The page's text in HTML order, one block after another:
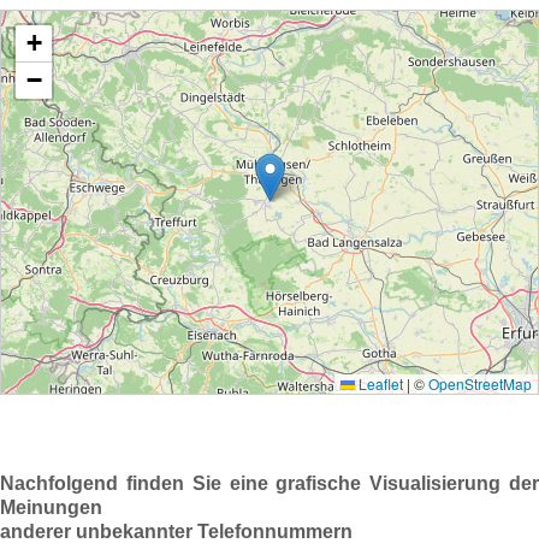
Nachfolgend finden Sie eine grafische Visualisierung der
Meinungen
anderer unbekannter Telefonnummern